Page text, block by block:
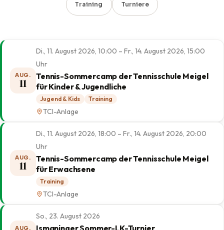
Training Turniere
AUG.
11
Di., 11. August 2026, 10:00 – Fr., 14. August 2026, 15:00
Uhr
Tennis-Sommercamp der Tennisschule Meigel
für Kinder & Jugendliche
Jugend & Kids Training
TCI-Anlage
AUG.
11
Di., 11. August 2026, 18:00 – Fr., 14. August 2026, 20:00
Uhr
Tennis-Sommercamp der Tennisschule Meigel
für Erwachsene
Training
TCI-Anlage
AUG.
So., 23. August 2026
Ismaninger Sommer-LK-Turnier